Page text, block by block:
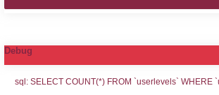
SEZIONE D (pubblico) -